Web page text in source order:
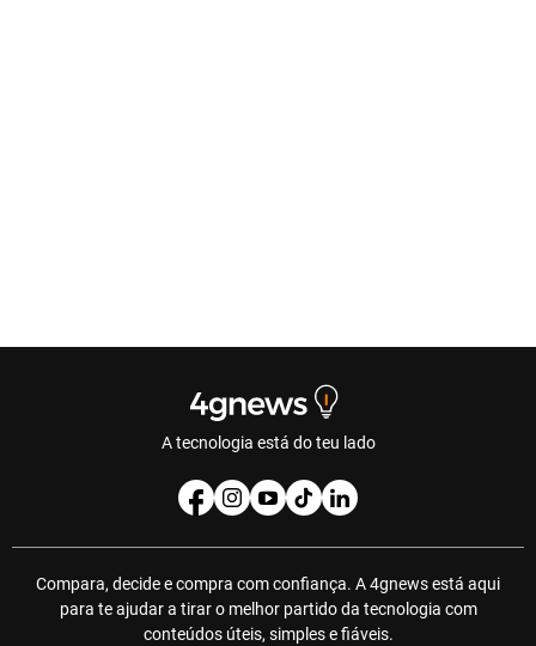
A tecnologia está do teu lado
Compara, decide e compra com confiança. A 4gnews está aqui
para te ajudar a tirar o melhor partido da tecnologia com
conteúdos úteis, simples e fiáveis.